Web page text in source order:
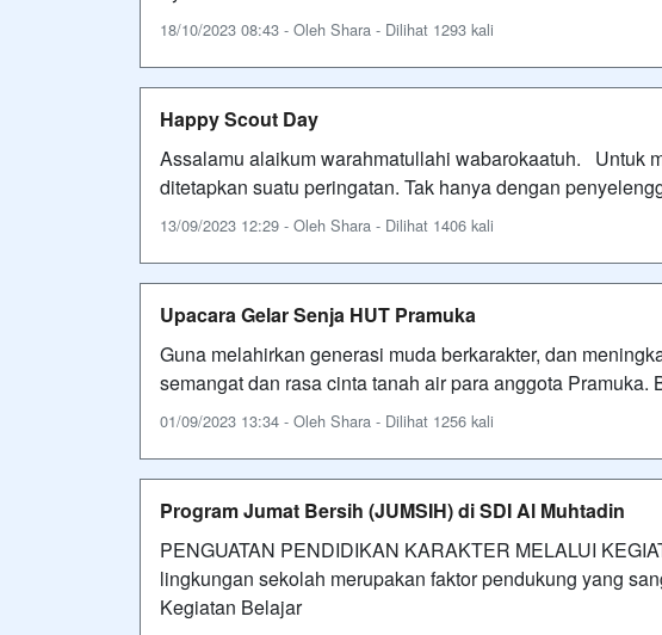
18/10/2023 08:43 - Oleh Shara - Dilihat 1293 kali
Happy Scout Day
Assalamu alaikum warahmatullahi wabarokaatuh. Untuk
ditetapkan suatu peringatan. Tak hanya dengan
13/09/2023 12:29 - Oleh Shara - Dilihat 1406 kali
Upacara Gelar Senja HUT Pramuka
Guna melahirkan generasi muda berkarakter, dan
semangat dan rasa cinta tanah air para anggota
01/09/2023 13:34 - Oleh Shara - Dilihat 1256 kali
Program Jumat Bersih (JUMSIH) di SDI Al Muhtadin
PENGUATAN PENDIDIKAN KARAKTER MELALUI
lingkungan sekolah merupakan faktor pendukung yang
Kegiatan Belajar